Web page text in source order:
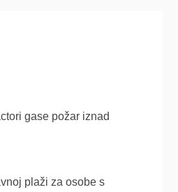
gase požar iznad
plaži za osobe s